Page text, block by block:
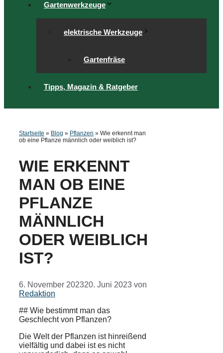
Gartenwerkzeuge
elektrische Werkzeuge
Gartenfräse
Tipps, Magazin & Ratgeber
Startseite » Blog » Pflanzen » Wie erkennt man
ob eine Pflanze männlich oder weiblich ist?
WIE ERKENNT
MAN OB EINE
PFLANZE
MÄNNLICH
ODER WEIBLICH
IST?
6. November 202320. Juni 2023 von
Redaktion
## Wie bestimmt man das
Geschlecht von Pflanzen?
Die Welt der Pflanzen ist hinreißend
vielfältig und dabei ist es nicht